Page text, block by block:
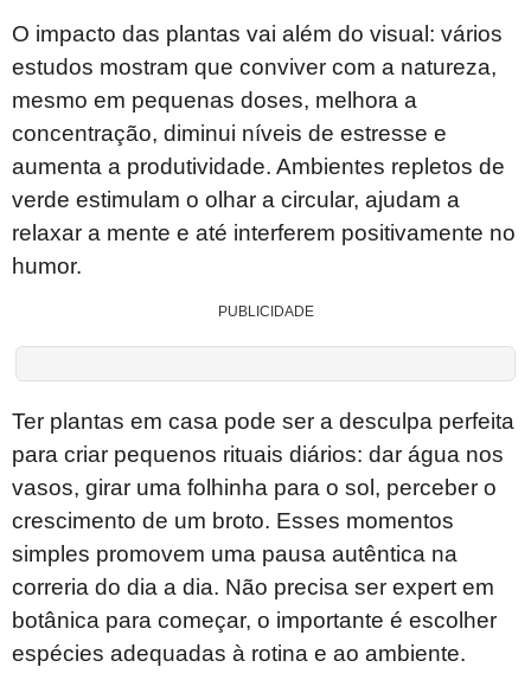
O impacto das plantas vai além do visual: vários
estudos mostram que conviver com a natureza,
mesmo em pequenas doses, melhora a
concentração, diminui níveis de estresse e
aumenta a produtividade. Ambientes repletos de
verde estimulam o olhar a circular, ajudam a
relaxar a mente e até interferem positivamente no
humor.
PUBLICIDADE
Ter plantas em casa pode ser a desculpa perfeita
para criar pequenos rituais diários: dar água nos
vasos, girar uma folhinha para o sol, perceber o
crescimento de um broto. Esses momentos
simples promovem uma pausa autêntica na
correria do dia a dia. Não precisa ser expert em
botânica para começar, o importante é escolher
espécies adequadas à rotina e ao ambiente.